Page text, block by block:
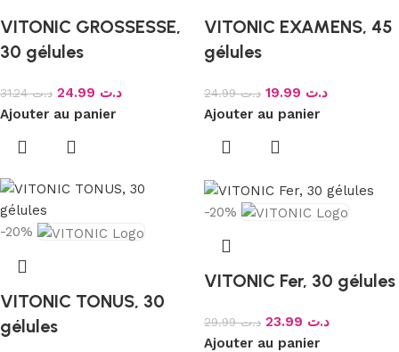
VITONIC GROSSESSE,
30 gélules
د.ت31.24 د.ت
Ajouter au panier
VITONIC EXAMENS, 45
gélules
د.ت24.99 د.ت
Ajouter au panier
-20%
VITONIC TONUS, 30
gélules
-20%
VITONIC Fer, 30 gélules
د.ت29.99 د.ت
Ajouter au panier